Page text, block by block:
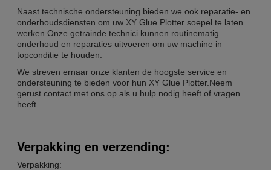
Naast technische ondersteuning bieden we ook reparatie- en
onderhoudsdiensten om uw XY Glue Plotter soepel te laten
werken.Onze getrainde technici kunnen routinematig
onderhoud en reparaties uitvoeren om uw machine in
topconditie te houden.
We streven ernaar onze klanten de hoogste service en
ondersteuning te bieden voor hun XY Glue Plotter.Neem
gerust contact met ons op als u hulp nodig heeft of vragen
heeft..
Verpakking en verzending:
Verpakking: